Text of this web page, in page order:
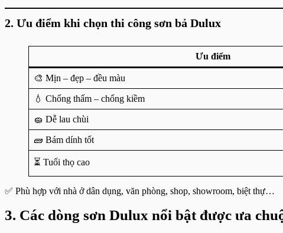
2. Ưu điểm khi chọn thi công sơn bả Dulux
Ưu điểm
🎨 Mịn – đẹp – đều màu
💧 Chống thấm – chống kiềm
🧽 Dễ lau chùi
🧱 Bám dính tốt
⏳ Tuổi thọ cao
✅ Phù hợp với nhà ở dân dụng, văn phòng, shop, showroom, biệt thự…
3. Các dòng sơn Dulux nổi bật được ưa